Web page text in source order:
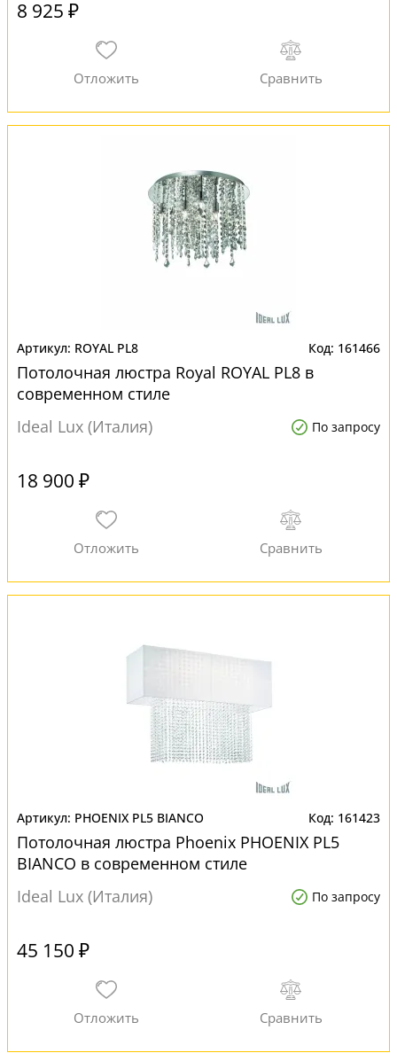
8 925 ₽
ROYAL PL8 161466
Потолочная люстра Royal ROYAL PL8 в
современном стиле
Ideal Lux (Италия)
По запросу
18 900 ₽
PHOENIX PL5 BIANCO 161423
Потолочная люстра Phoenix PHOENIX PL5
BIANCO в современном стиле
Ideal Lux (Италия)
По запросу
45 150 ₽